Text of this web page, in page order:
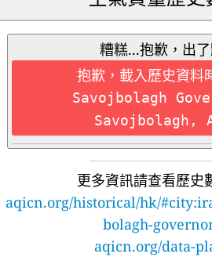
糟糕...抱歉，出
抱歉，載入歷史資料
Savojbolagh
Savojbolagh,
更多資訊請查看歷史
aqicn.org/historical/hk/
bolagh-
aqicn.org/data-